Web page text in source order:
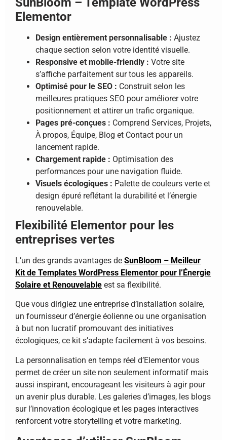
Elementor
Design entièrement personnalisable : Ajustez
chaque section selon votre identité visuelle.
Responsive et mobile-friendly : Votre site
s’affiche parfaitement sur tous les appareils.
Optimisé pour le SEO : Construit selon les
meilleures pratiques SEO pour améliorer votre
positionnement et attirer un trafic organique.
Pages pré-conçues : Comprend Services, Projets,
À propos, Équipe, Blog et Contact pour un
lancement rapide.
Chargement rapide : Optimisation des
performances pour une navigation fluide.
Visuels écologiques : Palette de couleurs verte et
design épuré reflétant la durabilité et l’énergie
renouvelable.
Flexibilité Elementor pour les
entreprises vertes
L’un des grands avantages de SunBloom – Meilleur
Kit de Templates WordPress Elementor pour l’Énergie
Solaire et Renouvelable est sa flexibilité.
Que vous dirigiez une entreprise d’installation solaire,
un fournisseur d’énergie éolienne ou une organisation
à but non lucratif promouvant des initiatives
écologiques, ce kit s’adapte facilement à vos besoins.
La personnalisation en temps réel d’Elementor vous
permet de créer un site non seulement informatif mais
aussi inspirant, encourageant les visiteurs à agir pour
un avenir plus durable. Les galeries d’images, les blogs
sur l’innovation écologique et les pages interactives
renforcent votre storytelling et votre marketing.